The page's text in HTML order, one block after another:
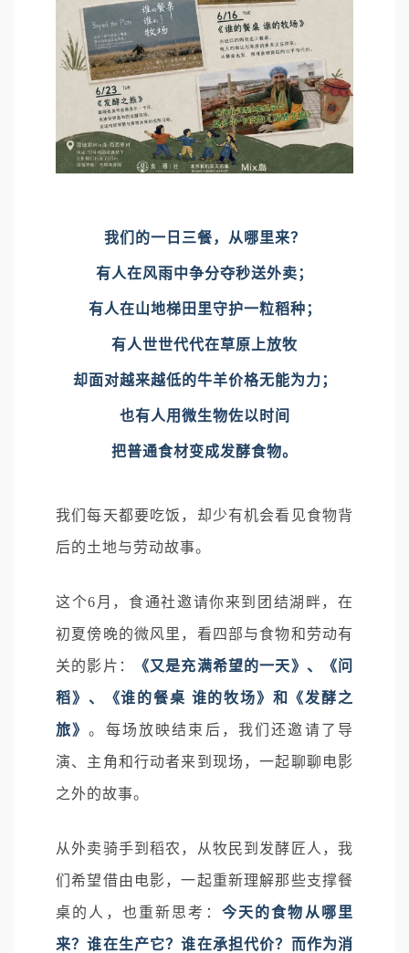
我们的一日三餐，从哪里来？
有人在风雨中争分夺秒送外卖；
有人在山地梯田里守护一粒稻种；
有人世世代代在草原上放牧
却面对越来越低的牛羊价格无能为力；
也有人用微生物佐以时间
把普通食材变成发酵食物。
我们每天都要吃饭，却少有机会看见食物背
后的土地与劳动故事。
这个6月，食通社邀请你来到团结湖畔，在
初夏傍晚的微风里，看四部与食物和劳动有
关的影片： 《又是充满希望的一天》、《问
稻》、《谁的餐桌 谁的牧场》和《发酵之
旅》。每场放映结束后，我们还邀请了导
演、主角和行动者来到现场，一起聊聊电影
之外的故事。
从外卖骑手到稻农，从牧民到发酵匠人，我
们希望借由电影，一起重新理解那些支撑餐
桌的人，也重新思考： 今天的食物从哪里
来？谁在生产它？谁在承担代价？而作为消